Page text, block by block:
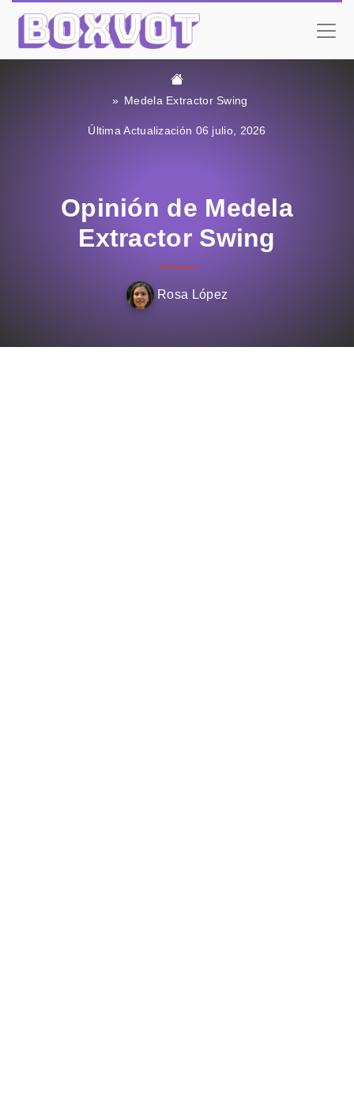
Medela Extractor Swing
Última Actualización 06 julio, 2026
Opinión de Medela
Extractor Swing
Rosa López